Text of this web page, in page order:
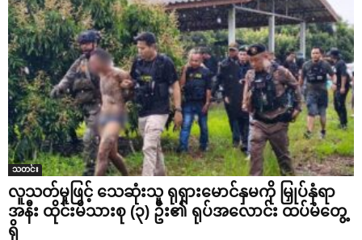
သတင်း
လူသတ်မှုဖြင့် သေဆုံးသူ ရုရှားမောင်နှမကို မြှုပ်နှံရာ
အနီး ထိုင်းမိသားစု (၃) ဦး၏ ရုပ်အလောင်း ထပ်မံတွေ့
ရှိ